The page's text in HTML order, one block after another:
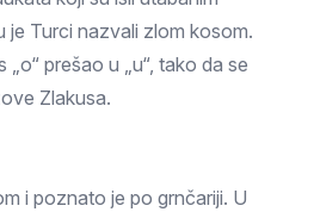
je Turci nazvali zlom kosom.
prešao u „u“, tako da se
Zlakusa.
i poznato je po grnčariji. U